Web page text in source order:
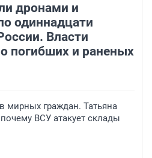
дронами и
одиннадцати
Власти
погибших и раненых
мирных граждан. Татьяна
ВСУ атакует склады